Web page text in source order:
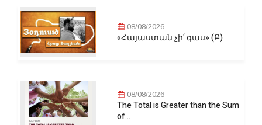
08/08/2026
«Հայաստան չի՛ գաս» (Բ)
08/08/2026
The Total is Greater than the Sum
of...